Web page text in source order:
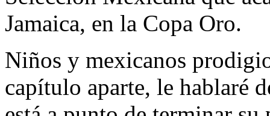
Jamaica, en la Copa Oro.
Niños y mexicanos
capítulo aparte, le hablaré